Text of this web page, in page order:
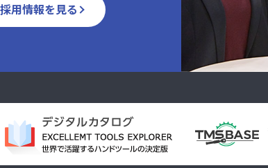
採用情報を見る